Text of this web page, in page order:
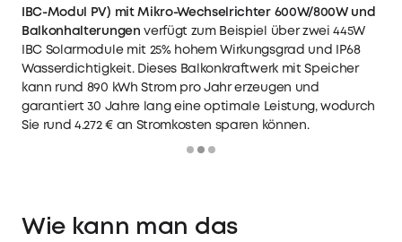
IBC-Modul PV) mit Mikro-Wechselrichter 600W/800W und
Balkonhalterungen verfügt zum Beispiel über zwei 445W
IBC Solarmodule mit 25% hohem Wirkungsgrad und IP68
Wasserdichtigkeit. Dieses Balkonkraftwerk mit Speicher
kann rund 890 kWh Strom pro Jahr erzeugen und
garantiert 30 Jahre lang eine optimale Leistung, wodurch
Sie rund 4.272 € an Stromkosten sparen können.
Wie kann man das